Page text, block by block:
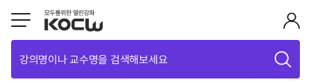
강의명이나 교수명을 검색해보세요